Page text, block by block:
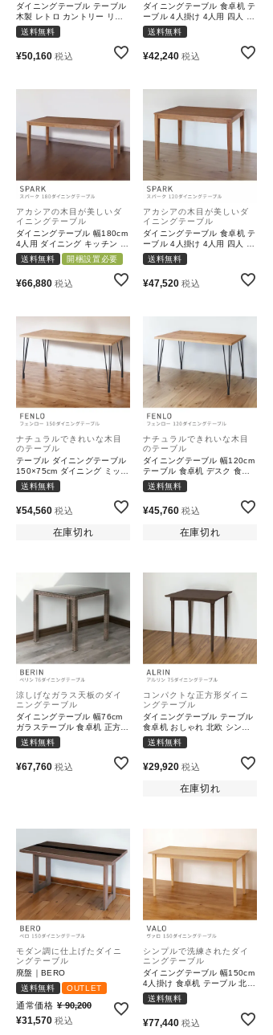
ダイニングテーブル テーブル
木製 レトロ カントリー リビ
ング 食卓｜TIM
送料無料
¥50,160 税込
ダイニングテーブル 食卓机 テ
ーブル 4人掛け 4人用 四人 お
しゃれ｜IMERA
送料無料
¥42,240 税込
アカシアの木目が美しいダ
イニングテーブル
ダイニングテーブル 幅180cm
4人用 ダイニング キッチン 食
卓 北欧｜SPARK
送料無料 開梱設置必要
¥66,880 税込
アカシアの木目が美しいダ
イニングテーブル
ダイニングテーブル 食卓机 テ
ーブル 4人掛け 4人用 四人 お
しゃれ 北欧｜SPARK
送料無料
¥47,520 税込
ナチュラルできれいな木目
のテーブル
テーブル ダイニングテーブル
150×75cm ダイニング ミッド
センチュリー｜FENLO
送料無料
¥54,560 税込
在庫切れ
ナチュラルできれいな木目
のテーブル
ダイニングテーブル 幅120cm
テーブル 食卓机 デスク 食事
木製 天然木 新生活 一人暮ら
し 模様替え｜FENIR
送料無料
¥45,760 税込
在庫切れ
涼しげなガラス天板のダイ
ニングテーブル
ダイニングテーブル 幅76cm
ガラステーブル 食卓机 正方形
角型 四角｜BERIN
送料無料
¥67,760 税込
コンパクトな正方形ダイニ
ングテーブル
ダイニングテーブル テーブル
食卓机 おしゃれ 北欧 シンプ
ル 2人用｜ALRIN
送料無料
¥29,920 税込
在庫切れ
モダン調に仕上げたダイニ
ングテーブル
廃盤｜BERO
送料無料
OUTLET
通常価格 ¥ 90,200
¥31,570 税込
シンプルで洗練されたダイ
ニングテーブル
ダイニングテーブル 幅150cm
4人掛け 食卓机 テーブル 北欧
おしゃれ｜VALO
送料無料
¥77,440 税込